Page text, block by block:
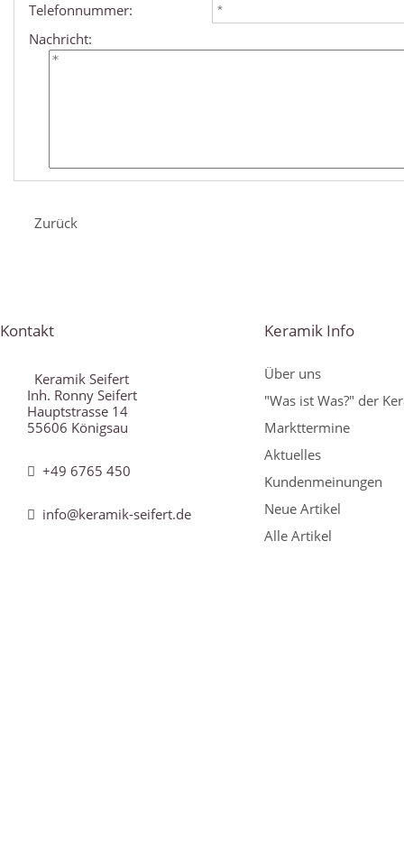
Telefonnummer:
Nachricht:
Zurück
Kontakt
Keramik Seifert
Inh. Ronny Seifert
Hauptstrasse 14
55606 Königsau
+49 6765 450
info@keramik-seifert.de
Keramik Info
Über uns
"Was ist Was?" der
Markttermine
Aktuelles
Kundenmeinungen
Neue Artikel
Alle Artikel